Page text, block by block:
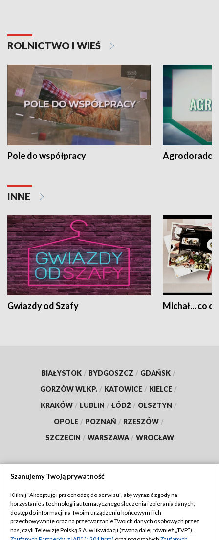
ROLNICTWO I WIEŚ
Pole do współpracy Agrodoradcy
INNE
Gwiazdy od Szafy Michał... co
BIAŁYSTOK / BYDGOSZCZ / GDAŃSK /
GORZÓW WLKP. / KATOWICE / KIELCE /
KRAKÓW / LUBLIN / ŁÓDŹ / OLSZTYN /
OPOLE / POZNAŃ / RZESZÓW /
SZCZECIN / WARSZAWA / WROCŁAW
TVP
Abonament TVP
Emisja w TVP
Regulamin TVP
Szanujemy Twoją prywatność
Kliknij "Akceptuję i przechodzę do serwisu", aby wyrazić zgody na
korzystanie z technologii automatycznego śledzenia i zbierania danych,
dostęp do informacji na Twoim urządzeniu końcowym i ich
przechowywanie oraz na przetwarzanie Twoich danych osobowych przez
nas, czyli Telewizję Polską S.A. w likwidacji (zwaną dalej również „TVP”),